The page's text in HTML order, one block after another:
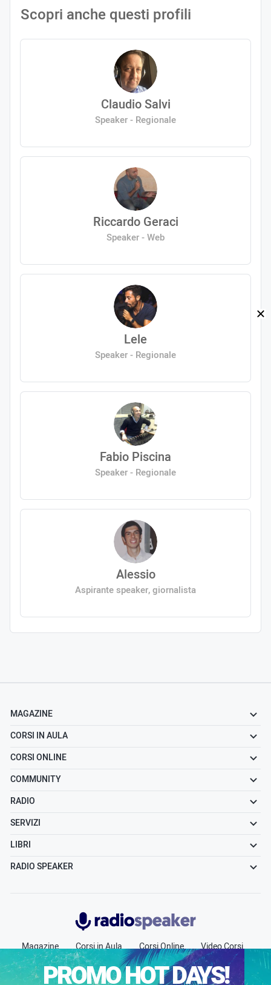
Scopri anche questi profili
Claudio Salvi
Speaker - Regionale
Riccardo Geraci
Speaker - Web
Lele
Speaker - Regionale
Fabio Piscina
Speaker - Regionale
Alessio
Aspirante speaker, giornalista
MAGAZINE
CORSI IN AULA
CORSI ONLINE
COMMUNITY
RADIO
SERVIZI
LIBRI
RADIO SPEAKER
Radiospeaker.it
Magazine Corsi in Aula Corsi Online
Video Corsi
Community
Radio Jobs Chi siamo
Contatti
Pubblicità
PROMO HOT DAYS!